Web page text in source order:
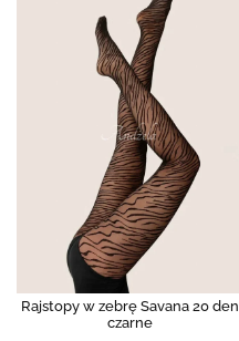
Rajstopy w zebrę Savana 20 den
czarne